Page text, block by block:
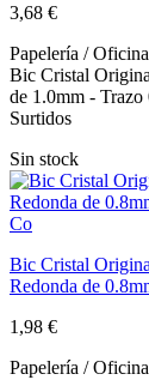
3,68 €
Papelería /
Bic Cristal
de 1.0mm -
Surtidos
Sin stock
Bic Cristal
Redonda de
1,98 €
Papelería /